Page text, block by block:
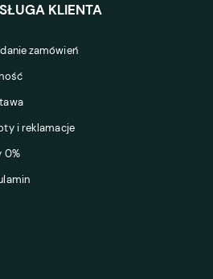
KLIENTA
zamówień
i reklamacje
0%